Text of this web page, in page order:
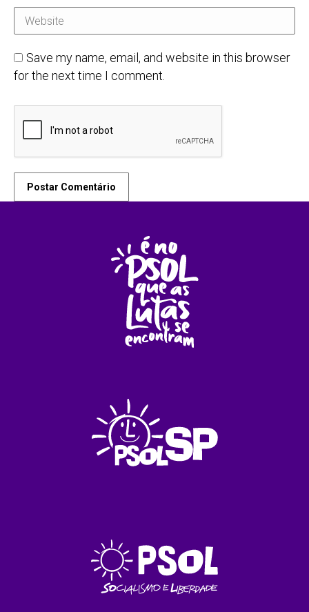
Website
Save my name, email, and website in this browser
for the next time I comment.
Postar Comentário